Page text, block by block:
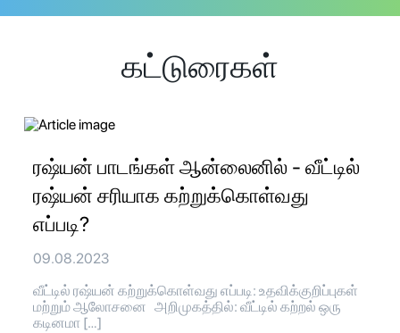
கட்டுரைகள்
ரஷ்யன் பாடங்கள் ஆன்லைனில் - வீட்டில்
ரஷ்யன் சரியாக கற்றுக்கொள்வது
எப்படி?
09.08.2023
வீட்டில் ரஷ்யன் கற்றுக்கொள்வது எப்படி: உதவிக்குறிப்புகள்
மற்றும் ஆலோசனை அறிமுகத்தில்: வீட்டில் கற்றல் ஒரு
கடினமா […]